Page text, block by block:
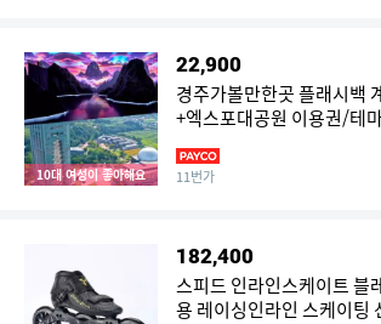
10대 여성이 좋아해요
22,900
경주가볼만한곳 플래시백
+엑스포대공원 이용권/테
트/가족여행
11번가
182,400
스피드 인라인스케이트 블
용 레이싱인라인 스케이팅